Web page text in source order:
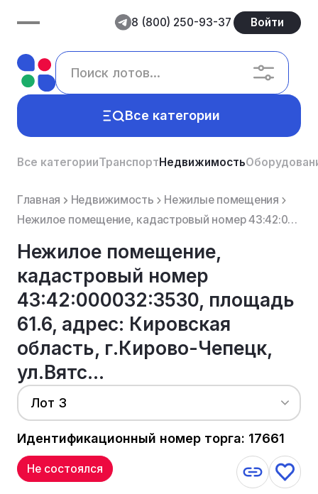
8 (800) 250-93-37 Войти
Все категории
Все категорииТранспортНедвижимость
Главная Недвижимость
Нежилые помещения
Нежилое помещение, кадастровый номер 43:42:000032:3530, площадь 61.6, адрес: Кировская область, г.Ки...
Нежилое помещение,
кадастровый номер
43:42:000032:3530, площадь
61.6, адрес: Кировская
область, г.Кирово-Чепецк,
ул.Вятс...
Лот 3
Идентификационный номер торга: 17661
Не состоялся